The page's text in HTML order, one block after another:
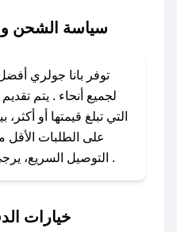
باستخدام تطبيق
تواصل معنا عبر تويتر
سياسة الشحن
توفر بانا جولري
لجميع أنحاء . يتم
التي تبلغ قيمتها أو
على الطلبات الأقل
التوصيل السريع، يرجى تقديم طلبك قبل الساعة .
خيارات